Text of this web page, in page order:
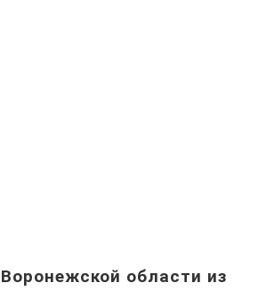
области из